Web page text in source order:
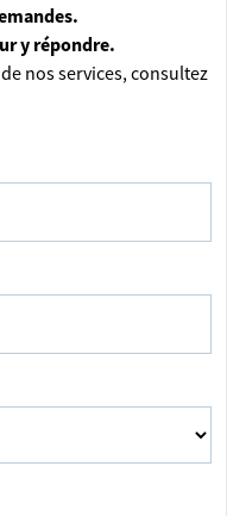
y répondre.
nos services, consultez